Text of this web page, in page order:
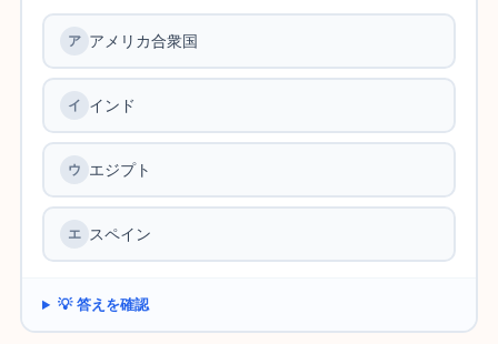
アメリカ合衆国
インド
エジプト
スペイン
💡 答えを確認